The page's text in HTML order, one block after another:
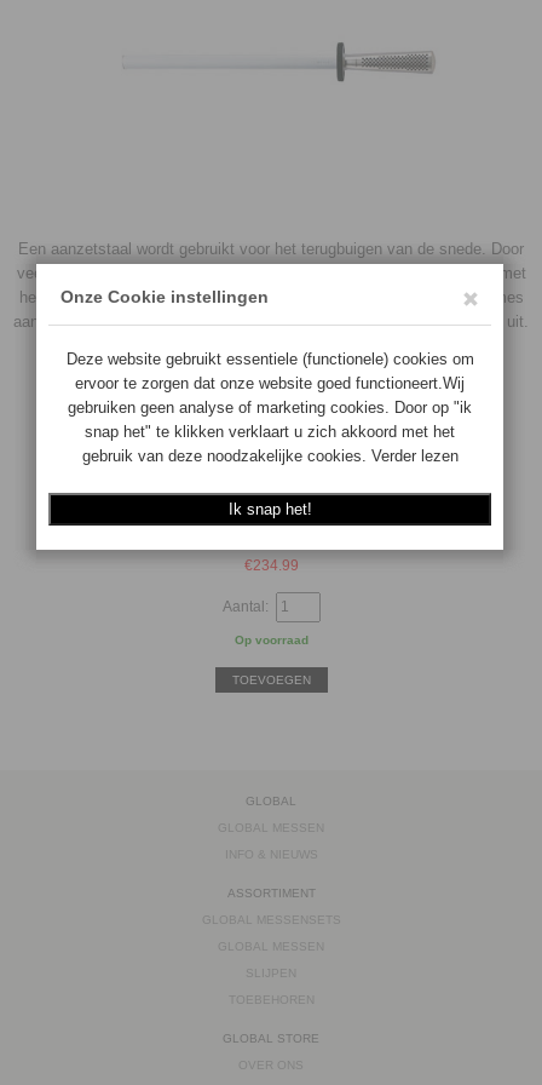
Een aanzetstaal wordt gebruikt voor het terugbuigen van de snede. Door
veelvuldig gebruik van een mes ontstaat er namelijk een braam: een met
het blote oog niet waarneembare verbuiging van de snede. Door uw mes
aan te zetten, lijnt u de microscopische verbogen metaaldeeltjes weer uit.
Staalsoort: Gepatenteerd CROMOVA 18 RVS.
Totale lengte: 43 cm.
Gewicht: 378 gr.
Voor overige informatie zie info & nieuws
€234.99
Aantal:
Op voorraad
TOEVOEGEN
GLOBAL
GLOBAL MESSEN
INFO & NIEUWS
ASSORTIMENT
GLOBAL MESSENSETS
GLOBAL MESSEN
SLIJPEN
TOEBEHOREN
GLOBAL STORE
OVER ONS